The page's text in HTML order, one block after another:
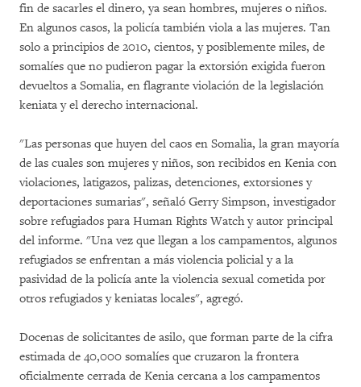
fin de sacarles el dinero, ya sean hombres, mujeres o niños.
En algunos casos, la policía también viola a las mujeres. Tan
solo a principios de 2010, cientos, y posiblemente miles, de
somalíes que no pudieron pagar la extorsión exigida fueron
devueltos a Somalia, en flagrante violación de la legislación
keniata y el derecho internacional.
"Las personas que huyen del caos en Somalia, la gran mayoría
de las cuales son mujeres y niños, son recibidos en Kenia con
violaciones, latigazos, palizas, detenciones, extorsiones y
deportaciones sumarias", señaló Gerry Simpson, investigador
sobre refugiados para Human Rights Watch y autor principal
del informe. "Una vez que llegan a los campamentos, algunos
refugiados se enfrentan a más violencia policial y a la
pasividad de la policía ante la violencia sexual cometida por
otros refugiados y keniatas locales", agregó.
Docenas de solicitantes de asilo, que forman parte de la cifra
estimada de 40,000 somalíes que cruzaron la frontera
oficialmente cerrada de Kenia cercana a los campamentos